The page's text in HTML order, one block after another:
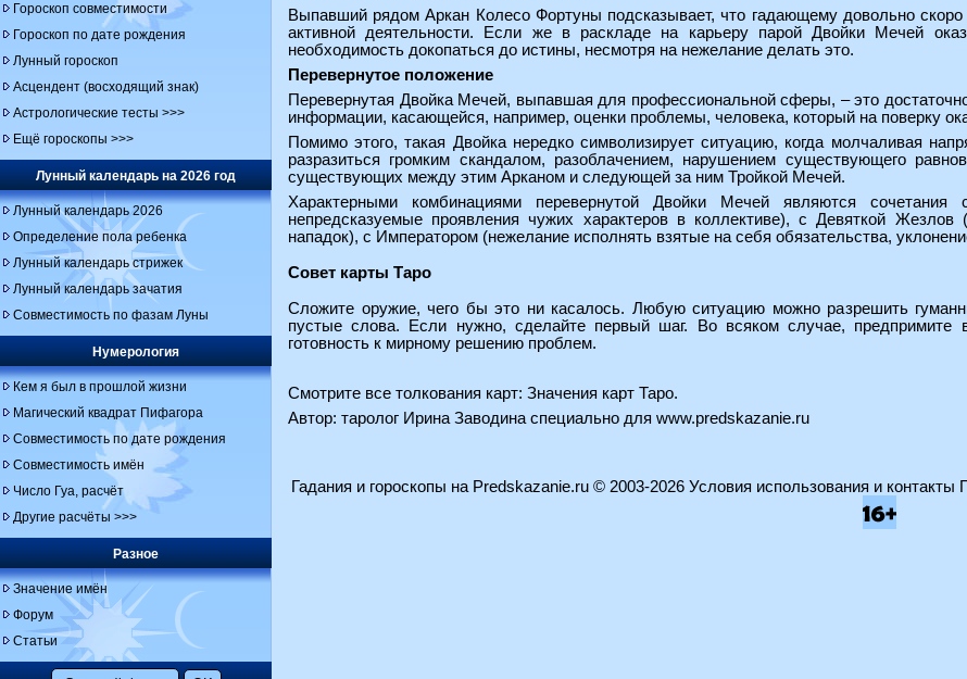
Выпавший рядом Аркан Колесо Фортуны подсказывает, что гадающему довольно
активной деятельности. Если же в раскладе на карьеру парой Двойки Мечей
необходимость докопаться до истины, несмотря на нежелание делать это.
Перевернутое положение
Перевернутая Двойка Мечей, выпавшая для профессиональной сферы, – это
информации, касающейся, например, оценки проблемы, человека, который на поверку
Помимо этого, такая Двойка нередко символизирует ситуацию, когда молчаливая
разразиться громким скандалом, разоблачением, нарушением существующего
существующих между этим Арканом и следующей за ним Тройкой Мечей.
Характерными комбинациями перевернутой Двойки Мечей являются сочетания
непредсказуемые проявления чужих характеров в коллективе), с Девяткой
нападок), с Императором (нежелание исполнять взятые на себя обязательства,
Совет карты Таро
Сложите оружие, чего бы это ни касалось. Любую ситуацию можно разрешить
пустые слова. Если нужно, сделайте первый шаг. Во всяком случае, предпримите
готовность к мирному решению проблем.
Смотрите все толкования карт: Значения карт Таро.
Автор: таролог Ирина Заводина специально для www.predskazanie.ru
Гороскоп совместимости
Гороскоп по дате рождения
Лунный гороскоп
Асцендент (восходящий знак)
Астрологические тесты >>>
Ещё гороскопы >>>
Лунный календарь на 2026 год
Лунный календарь 2026
Определение пола ребенка
Лунный календарь стрижек
Лунный календарь зачатия
Совместимость по фазам Луны
Нумерология
Кем я был в прошлой жизни
Магический квадрат Пифагора
Совместимость по дате рождения
Совместимость имён
Число Гуа, расчёт
Другие расчёты >>>
Разное
Значение имён
Форум
Статьи
Гадания и гороскопы на Predskazanie.ru© 2003-2026 Условия использования и контакты